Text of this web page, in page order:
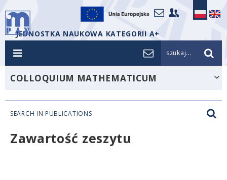
JEDNOSTKA NAUKOWA KATEGORII A+
szukaj...
COLLOQUIUM MATHEMATICUM
SEARCH IN PUBLICATIONS
Zawartość zeszytu